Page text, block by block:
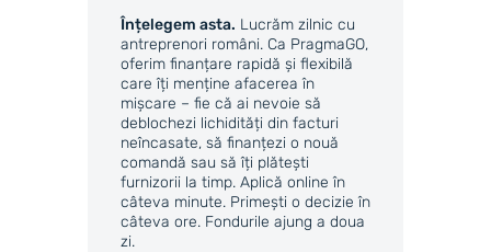
Înțelegem asta. Lucrăm zilnic cu
antreprenori români. Ca PragmaGO,
oferim finanțare rapidă și flexibilă
care îți menține afacerea în
mișcare – fie că ai nevoie să
deblochezi lichidități din facturi
neîncasate, să finanțezi o nouă
comandă sau să îți plătești
furnizorii la timp. Aplică online în
câteva minute. Primești o decizie în
câteva ore. Fondurile ajung a doua
zi.